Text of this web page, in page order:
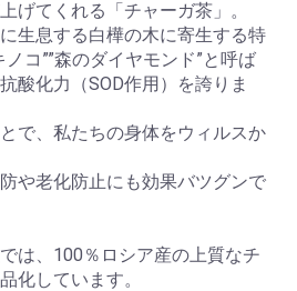
げてくれる「チャーガ茶」。
生息する白樺の木に寄生する特
コ””森のダイヤモンド”と呼ば
酸化力（SOD作用）を誇りま
で、私たちの身体をウィルスか
や老化防止にも効果バツグンで
は、100％ロシア産の上質なチ
化しています。